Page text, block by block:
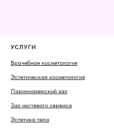
УСЛУГИ
Врачебная косметология
Эстетическая косметология
Парикмахерский зал
Зал ногтевого сервиса
Эстетика тела